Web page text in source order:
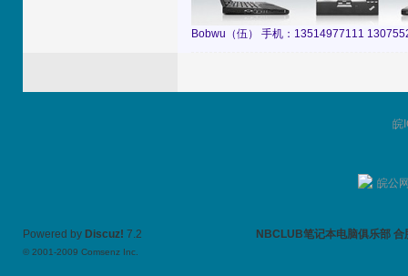
Bobwu（伍） 手机：13514977111
皖
皖公
NBCLUB笔记本电脑俱乐部
Powered by Discuz! 7.2
© 2001-2009 Comsenz Inc.